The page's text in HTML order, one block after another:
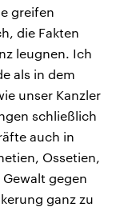
greifen
die Fakten
leugnen. Ich
als in dem
unser Kanzler
schließlich
auch in
Ossetien,
gegen
ganz zu